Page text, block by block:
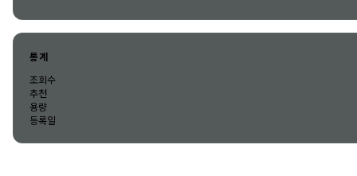
통계
조회수
추천
용량
등록일